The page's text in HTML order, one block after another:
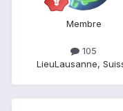
Membre
105
LieuLausanne,